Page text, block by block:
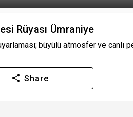
Rüyası Ümraniye
büyülü atmosfer ve canlı
Share